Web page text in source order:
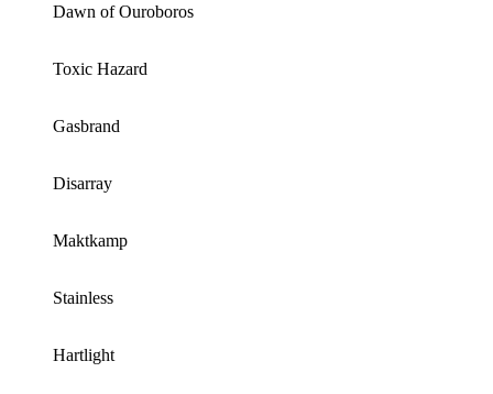
Dawn of Ouroboros
Toxic Hazard
Gasbrand
Disarray
Maktkamp
Stainless
Hartlight